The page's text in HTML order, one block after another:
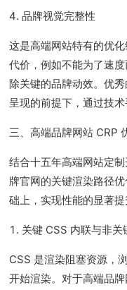
4. 品牌视觉完整性
这是高端网站特有的优
代价，例如不能为了速
除关键的品牌动效。优
呈现的前提下，通过技术
三、高端品牌网站 CRP
结合十五年高端网站定
牌官网的关键渲染路径
础上，实现性能的显著提
1. 关键 CSS 内联与非关
CSS 是渲染阻塞资源，
开始渲染。对于高端品